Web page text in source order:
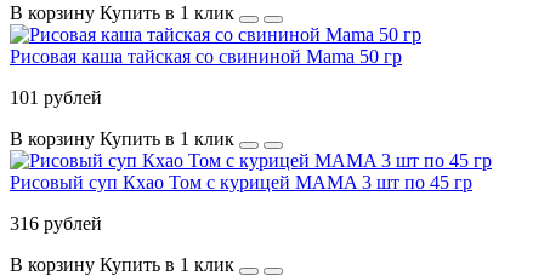
В корзину Купить в 1 клик
Рисовая каша тайская со свининой Mama 50 гр
101 рублей
В корзину Купить в 1 клик
Рисовый суп Кхао Том с курицей MAMA 3 шт по 45 гр
316 рублей
В корзину Купить в 1 клик